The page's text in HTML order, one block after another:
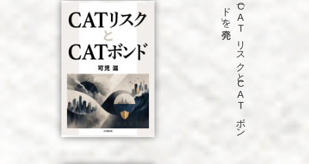
「C
A
T
リ
ス
ク
と
C
A
T
ボ
ン
ド
」を
発売